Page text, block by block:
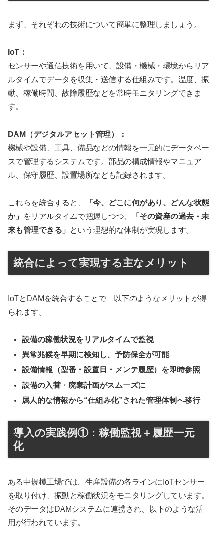
まず、それぞれの技術について簡単に整理しましょう。
IoT：
センサーや通信技術を用いて、設備・機械・環境からリア
ルタイムでデータを収集・送信する仕組みです。温度、振
動、稼働時間、故障履歴などを常時モニタリングできま
す。
DAM（デジタルアセット管理）：
機械や設備、工具、備品などの情報を一元的にデータベー
スで管理するシステムです。部品の構成情報やマニュア
ル、保守履歴、設置場所なども記録されます。
これらを統合すると、
「今、どこに何があり、どんな状態
か」
をリアルタイムで把握しつつ、
「その資産の過去・未
来も管理できる」
という理想的な体制が実現します。
統合によって実現する主なメリット
IoTとDAMを統合することで、以下のようなメリットが得
られます。
設備の稼働状況をリアルタイムで監視
異常兆候を早期に検知し、予防保全が可能
設備情報（型番・設置日・メンテ履歴）を即時参照
設備の入替・廃棄計画がスムーズに
属人的な情報から“仕組み化”された管理体制へ移行
導入の実践例①：稼働監視＋履歴一元
化
ある中規模工場では、生産設備の各ラインにIoTセンサー
を取り付け、振動と稼働状況をモニタリングしています。
そのデータはDAMシステムに連携され、以下のような活
用が行われています。